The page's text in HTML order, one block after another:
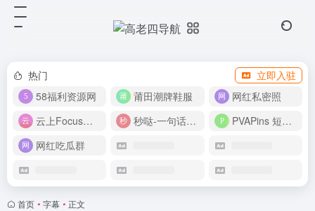
热门
立即入驻
58福利资源网
莆田潮牌鞋服
网红私密照
云上Focus接码平台
秒哒-一句话做应用
PVAPins 短信接码平台
网红吃瓜群
首页 • 字幕 • 正文